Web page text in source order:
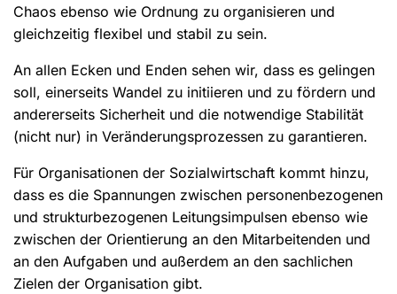
Chaos ebenso wie Ordnung zu organisieren und
gleichzeitig flexibel und stabil zu sein.
An allen Ecken und Enden sehen wir, dass es gelingen
soll, einerseits Wandel zu initiieren und zu fördern und
andererseits Sicherheit und die notwendige Stabilität
(nicht nur) in Veränderungsprozessen zu garantieren.
Für Organisationen der Sozialwirtschaft kommt hinzu,
dass es die Spannungen zwischen personenbezogenen
und strukturbezogenen Leitungsimpulsen ebenso wie
zwischen der Orientierung an den Mitarbeitenden und
an den Aufgaben und außerdem an den sachlichen
Zielen der Organisation gibt.